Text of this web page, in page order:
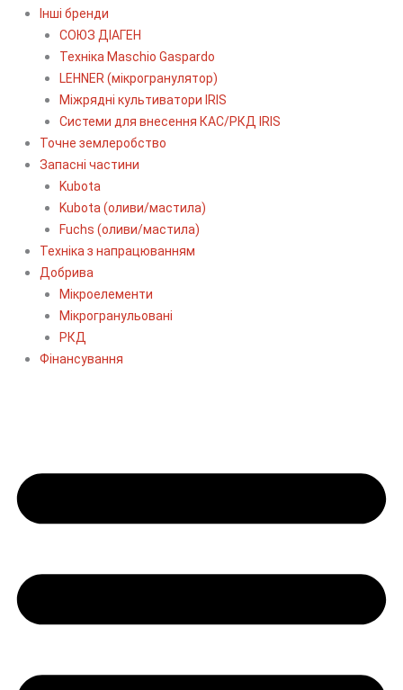
Інші бренди
СОЮЗ ДІАГЕН
Техніка Maschio Gaspardo
LEHNER (мікрогранулятор)
Міжрядні культиватори IRIS
Системи для внесення КАС/РКД IRIS
Точне землеробство
Запасні частини
Kubota
Kubota (оливи/мастила)
Fuchs (оливи/мастила)
Техніка з напрацюванням
Добрива
Мікроелементи
Мікрогранульовані
РКД
Фінансування